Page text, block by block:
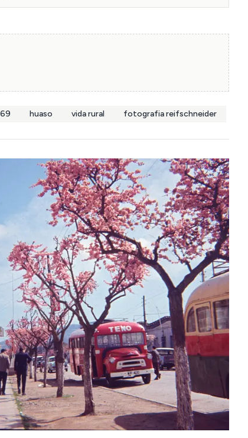
pareja en este baile, siendo estos personajes
huaso vida rural
fotografia reifschneider